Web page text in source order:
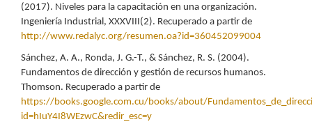
(2017). Niveles para la capacitación en una organización.
Ingeniería Industrial, XXXVIII(2). Recuperado a partir de
http://www.redalyc.org/resumen.oa?id=360452099004
Sánchez, A. A., Ronda, J. G.-T., & Sánchez, R. S. (2004).
Fundamentos de dirección y gestión de recursos humanos.
Thomson. Recuperado a partir de
https://books.google.com.cu/books/about/
id=hIuY4I8WEzwC&redir_esc=y